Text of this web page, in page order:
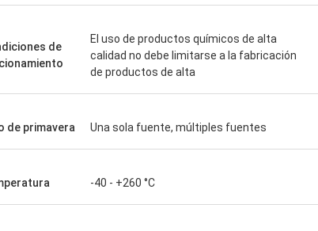
de
El uso de productos químicos de alta
calidad no debe limitarse a la fabricación
de productos de alta
de primavera Una sola fuente, múltiples fuentes
-40 - +260 °C